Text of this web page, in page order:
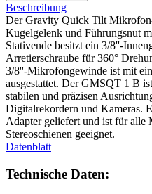
Beschreibung
Der Gravity Quick Tilt
Kugelgelenk und Führungsnut
Stativende besitzt ein 3/8''-
Arretierschraube für 360°
3/8''-Mikrofongewinde ist mit
ausgestattet. Der GMSQT 1 B
stabilen und präzisen
Digitalrekordern und Kameras.
Adapter geliefert und ist für alle
Stereoschienen geeignet.
Datenblatt
Technische Daten: